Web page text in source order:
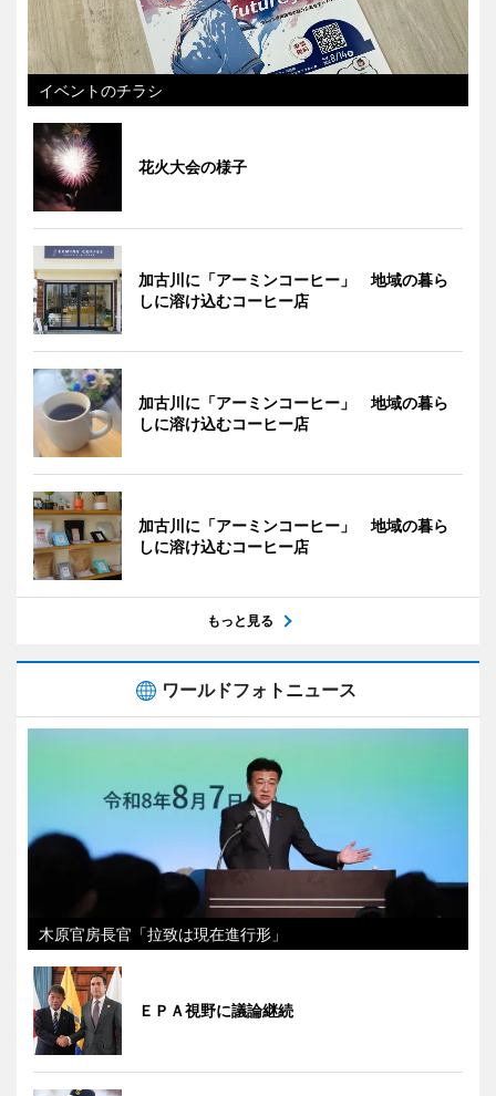
イベントのチラシ
花火大会の様子
加古川に「アーミンコーヒー」 地域の暮ら
しに溶け込むコーヒー店
加古川に「アーミンコーヒー」 地域の暮ら
しに溶け込むコーヒー店
加古川に「アーミンコーヒー」 地域の暮ら
しに溶け込むコーヒー店
もっと見る
ワールドフォトニュース
木原官房長官「拉致は現在進行形」
ＥＰＡ視野に議論継続